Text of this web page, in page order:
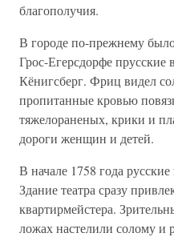
благополучия.
В городе по-прежнему
Грос-Егерсдорфе прусские
Кёнигсберг. Фриц видел
пропитанные кровью
тяжелораненых, крики и
дороги женщин и детей.
В начале 1758 года
Здание театра сразу
квартирмейстера.
ложах настелили солому и